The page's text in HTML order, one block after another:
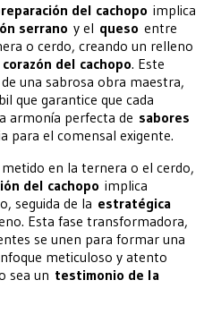
del cachopo implica
serrano y el queso entre
o cerdo, creando un relleno
corazón del cachopo. Este
una sabrosa obra maestra,
que garantice que cada
armonía perfecta de sabores
para el comensal exigente.
en la ternera o el cerdo,
del cachopo implica
seguida de la estratégica
Esta fase transformadora,
se unen para formar una
meticuloso y atento
sea un testimonio de la